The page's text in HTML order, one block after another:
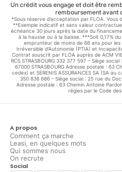
Un crédit vous engage et doit être
remboursement avant
*Sous réserve d’acceptation par FLOA. Vous
**Exemple indicatif et sans valeur
échéance 30 jours après la date du
à la hausse ou à la baisse. ***Soit 0,17%
emprunteur de moins de 66 ans pour
Irréversible d'Autonomie (PTIA) et
Contrat souscrit par FLOA auprès de ACM
RCS STRASBOURG 332 377 597 – Siège
67000 STRASBOURG Adresse postale : 63
cedex) et SERENIS ASSURANCES SA (SA au
350 838 686 – Siège social : 25 rue du
Adresse postale : 63 Chemin Antoine
régies par le Code
A propos
Comment ça marche
Leasi, en quelques mots
Qui sommes nous
On recrute
Social